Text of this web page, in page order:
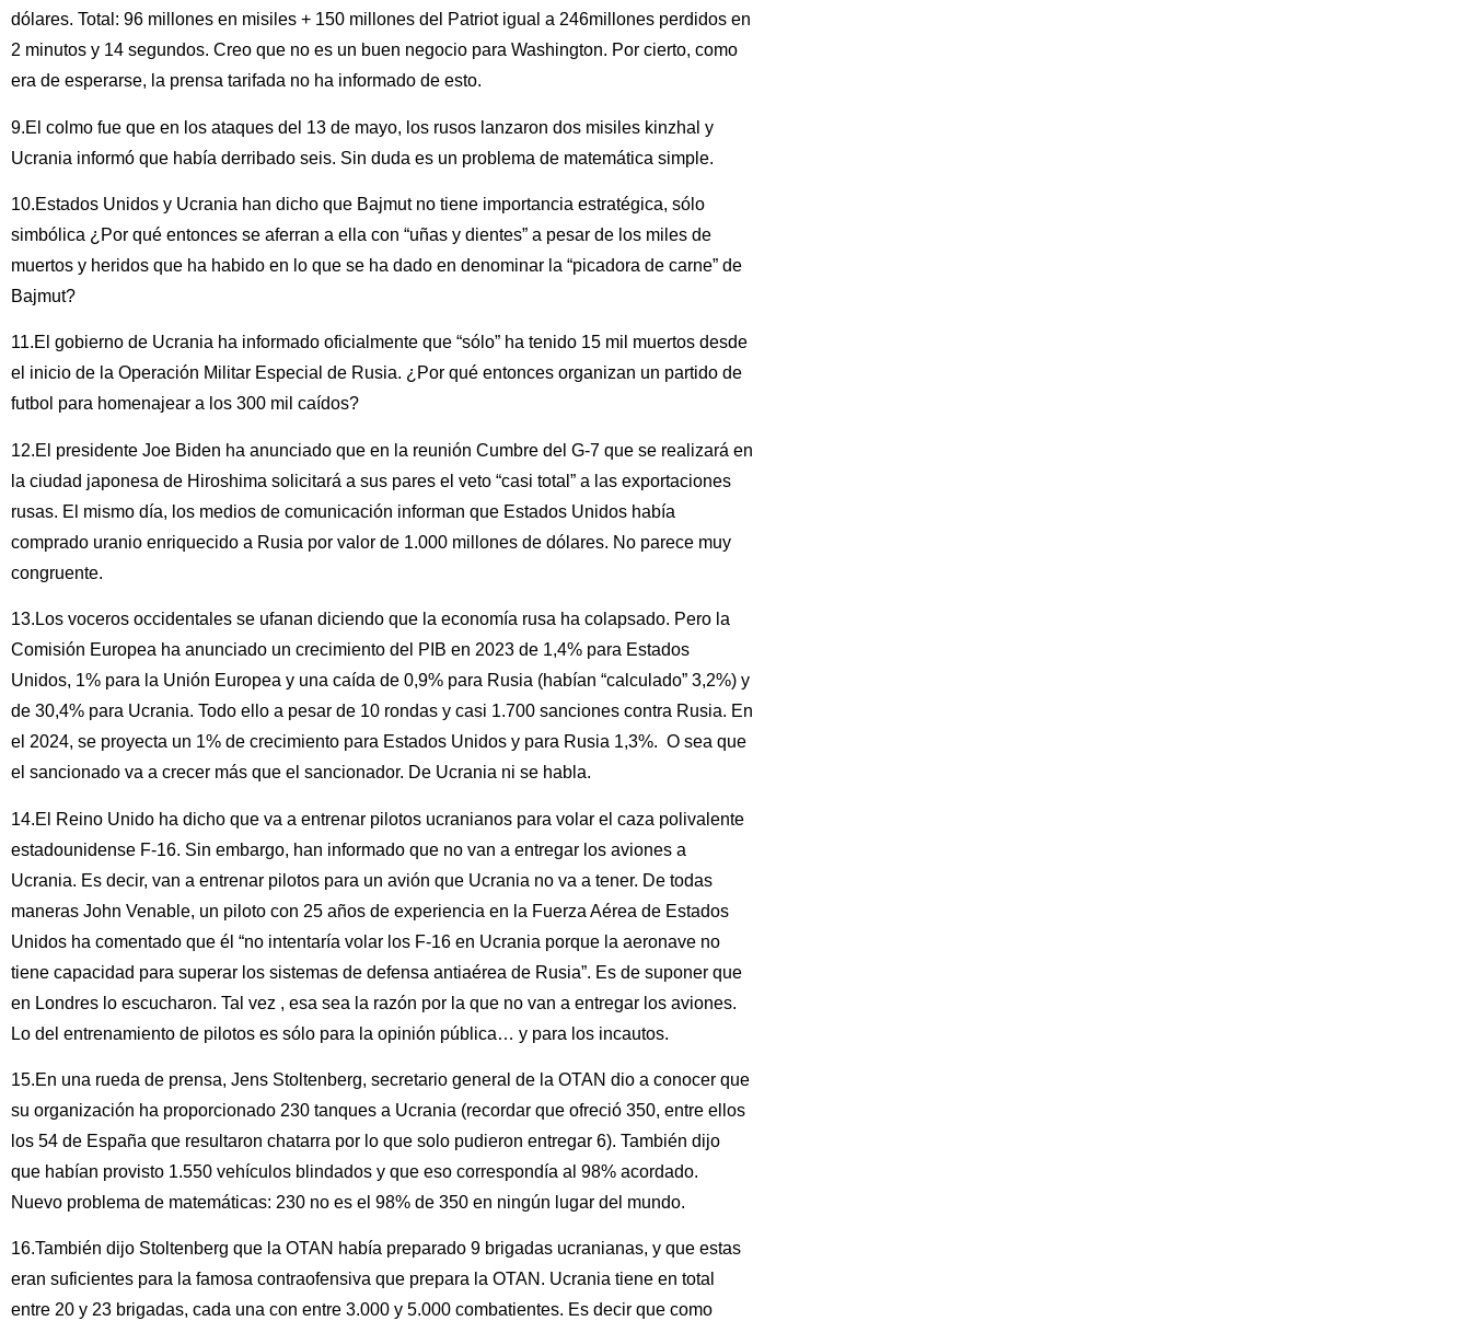
dólares. Total: 96 millones en misiles + 150 millones del Patriot igual a 246millones perdidos en
2 minutos y 14 segundos. Creo que no es un buen negocio para Washington. Por cierto, como
era de esperarse, la prensa tarifada no ha informado de esto.
9.El colmo fue que en los ataques del 13 de mayo, los rusos lanzaron dos misiles kinzhal y
Ucrania informó que había derribado seis. Sin duda es un problema de matemática simple.
10.Estados Unidos y Ucrania han dicho que Bajmut no tiene importancia estratégica, sólo
simbólica ¿Por qué entonces se aferran a ella con “uñas y dientes” a pesar de los miles de
muertos y heridos que ha habido en lo que se ha dado en denominar la “picadora de carne” de
Bajmut?
11.El gobierno de Ucrania ha informado oficialmente que “sólo” ha tenido 15 mil muertos desde
el inicio de la Operación Militar Especial de Rusia. ¿Por qué entonces organizan un partido de
futbol para homenajear a los 300 mil caídos?
12.El presidente Joe Biden ha anunciado que en la reunión Cumbre del G-7 que se realizará en
la ciudad japonesa de Hiroshima solicitará a sus pares el veto “casi total” a las exportaciones
rusas. El mismo día, los medios de comunicación informan que Estados Unidos había
comprado uranio enriquecido a Rusia por valor de 1.000 millones de dólares. No parece muy
congruente.
13.Los voceros occidentales se ufanan diciendo que la economía rusa ha colapsado. Pero la
Comisión Europea ha anunciado un crecimiento del PIB en 2023 de 1,4% para Estados
Unidos, 1% para la Unión Europea y una caída de 0,9% para Rusia (habían “calculado” 3,2%) y
de 30,4% para Ucrania. Todo ello a pesar de 10 rondas y casi 1.700 sanciones contra Rusia. En
el 2024, se proyecta un 1% de crecimiento para Estados Unidos y para Rusia 1,3%. O sea que
el sancionado va a crecer más que el sancionador. De Ucrania ni se habla.
14.El Reino Unido ha dicho que va a entrenar pilotos ucranianos para volar el caza polivalente
estadounidense F-16. Sin embargo, han informado que no van a entregar los aviones a
Ucrania. Es decir, van a entrenar pilotos para un avión que Ucrania no va a tener. De todas
maneras John Venable, un piloto con 25 años de experiencia en la Fuerza Aérea de Estados
Unidos ha comentado que él “no intentaría volar los F-16 en Ucrania porque la aeronave no
tiene capacidad para superar los sistemas de defensa antiaérea de Rusia”. Es de suponer que
en Londres lo escucharon. Tal vez , esa sea la razón por la que no van a entregar los aviones.
Lo del entrenamiento de pilotos es sólo para la opinión pública… y para los incautos.
15.En una rueda de prensa, Jens Stoltenberg, secretario general de la OTAN dio a conocer que
su organización ha proporcionado 230 tanques a Ucrania (recordar que ofreció 350, entre ellos
los 54 de España que resultaron chatarra por lo que solo pudieron entregar 6). También dijo
que habían provisto 1.550 vehículos blindados y que eso correspondía al 98% acordado.
Nuevo problema de matemáticas: 230 no es el 98% de 350 en ningún lugar del mundo.
16.También dijo Stoltenberg que la OTAN había preparado 9 brigadas ucranianas, y que estas
eran suficientes para la famosa contraofensiva que prepara la OTAN. Ucrania tiene en total
entre 20 y 23 brigadas, cada una con entre 3.000 y 5.000 combatientes. Es decir que como